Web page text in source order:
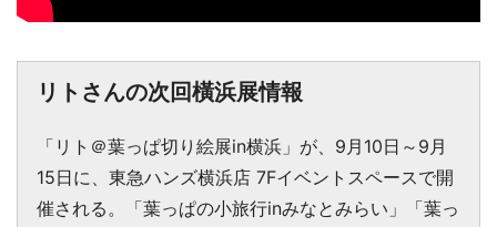
リトさんの次回橫浜展情報
「リト＠葉っぱ切り絵展in横浜」が、9月10日～9月
15日に、東急ハンズ横浜店 7Fイベントスペースで開
催される。「葉っぱの小旅行inみなとみらい」「葉っ